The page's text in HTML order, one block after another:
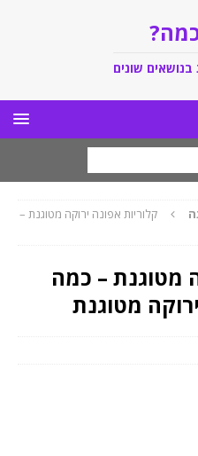
שונים
קלוריות אפונה ירוקה מטוגנת –
מטוגנת – כמה
מטוגנת